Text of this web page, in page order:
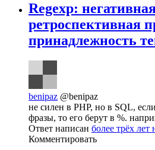
Regexp:
ретроспективная
принадлежность
benipaz @benipaz
не силен в РНР, но в SQL,
фразы, то его берут в %.
Ответ написан более трёх лет
Комментировать